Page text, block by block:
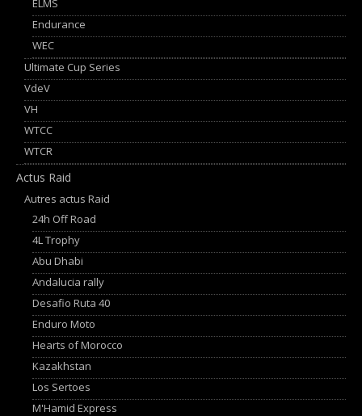
ELMS
Endurance
WEC
Ultimate Cup Series
VdeV
VH
WTCC
WTCR
Actus Raid
Autres actus Raid
24h Off Road
4L Trophy
Abu Dhabi
Andalucia rally
Desafio Ruta 40
Enduro Moto
Hearts of Morocco
Kazakhstan
Los Sertoes
M'Hamid Express